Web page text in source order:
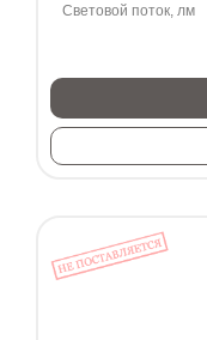
Световой поток, лм